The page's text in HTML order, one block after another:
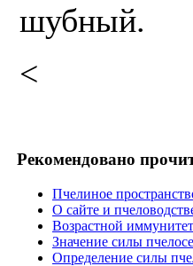
шубный.
<
Рекомендовано
Пчелиное
О сайте и
Возрастной иммунитет
Значение силы
Определение силы